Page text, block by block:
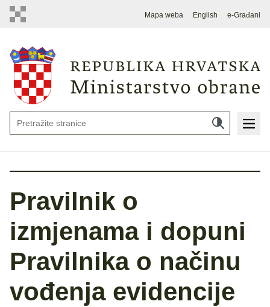
Mapa weba English e-Građani
Pravilnik o
izmjenama i dopuni
Pravilnika o načinu
vođenja evidencije